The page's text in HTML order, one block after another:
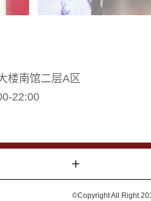
楼南馆二层A区
22:00
©Copyright All Right